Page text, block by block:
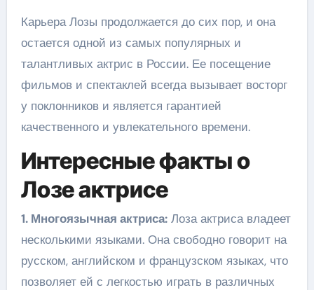
Карьера Лозы продолжается до сих пор, и она
остается одной из самых популярных и
талантливых актрис в России. Ее посещение
фильмов и спектаклей всегда вызывает восторг
у поклонников и является гарантией
качественного и увлекательного времени.
Интересные факты о
Лозе актрисе
1. Многоязычная актриса:Лоза актриса владеет
несколькими языками. Она свободно говорит на
русском, английском и французском языках, что
позволяет ей с легкостью играть в различных